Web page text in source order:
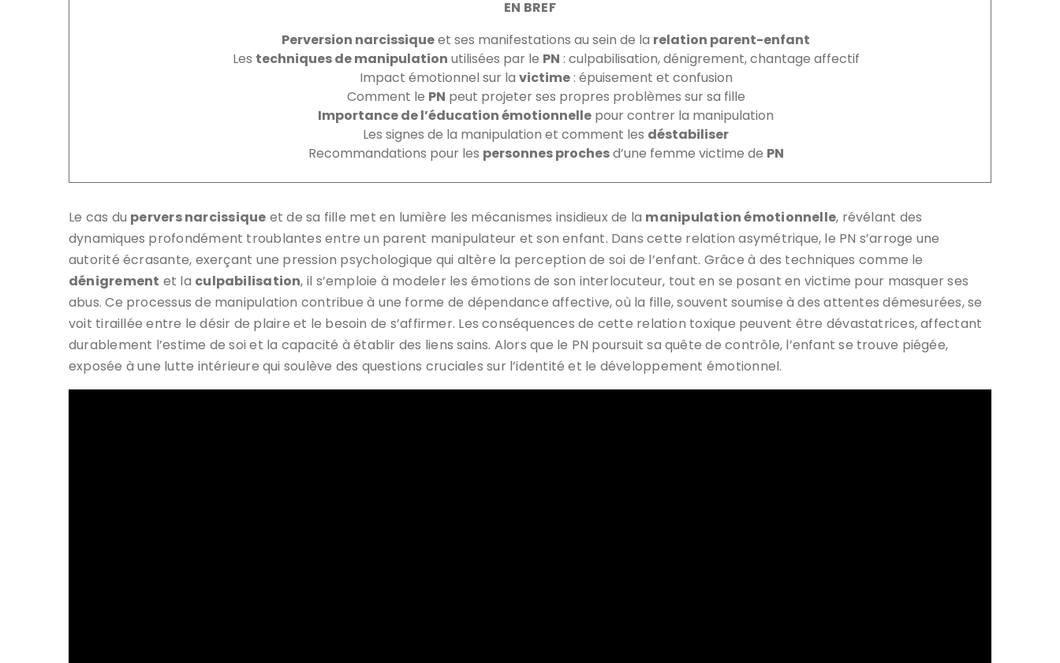
EN BREF
Perversion narcissiqueet ses manifestations au sein de la relation parent-enfant
Les techniques de manipulation utilisées par le PN : culpabilisation, dénigrement, chantage affectif
Impact émotionnel sur la victime: épuisement et confusion
Comment le PN peut projeter ses propres problèmes sur sa fille
Importance de l’éducation émotionnelle pour contrer la manipulation
Les signes de la manipulation et comment les déstabiliser
Recommandations pour les personnes prochesd’une femme victime de PN
Le cas du pervers narcissique et de sa fille met en lumière les mécanismes insidieux de la manipulation émotionnelle, révélant des
dynamiques profondément troublantes entre un parent manipulateur et son enfant. Dans cette relation asymétrique, le PN s’arroge une
autorité écrasante, exerçant une pression psychologique qui altère la perception de soi de l’enfant. Grâce à des techniques comme le
dénigrement et la culpabilisation, il s’emploie à modeler les émotions de son interlocuteur, tout en se posant en victime pour masquer ses
abus. Ce processus de manipulation contribue à une forme de dépendance affective, où la fille, souvent soumise à des attentes démesurées, se
voit tiraillée entre le désir de plaire et le besoin de s’affirmer. Les conséquences de cette relation toxique peuvent être dévastatrices, affectant
durablement l’estime de soi et la capacité à établir des liens sains. Alors que le PN poursuit sa quête de contrôle, l’enfant se trouve piégée,
exposée à une lutte intérieure qui soulève des questions cruciales sur l’identité et le développement émotionnel.